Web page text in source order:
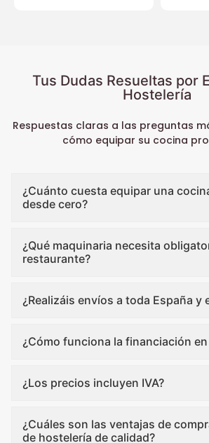
Tus Dudas Resueltas por
Hostelería
Respuestas claras a las preguntas
cómo equipar su cocina
¿Cuánto cuesta equipar una
desde cero?
¿Qué maquinaria necesita
restaurante?
¿Realizáis envíos a toda España y
¿Cómo funciona la financiación
¿Los precios incluyen IVA?
¿Cuáles son las ventajas de
de hostelería de calidad?